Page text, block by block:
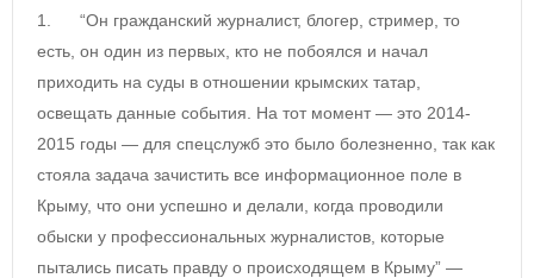
1. “Он гражданский журналист, блогер, стример, то
есть, он один из первых, кто не побоялся и начал
приходить на суды в отношении крымских татар,
освещать данные события. На тот момент — это 2014-
2015 годы — для спецслужб это было болезненно, так как
стояла задача зачистить все информационное поле в
Крыму, что они успешно и делали, когда проводили
обыски у профессиональных журналистов, которые
пытались писать правду о происходящем в Крыму” —